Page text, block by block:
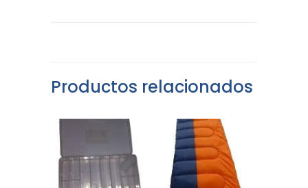
Productos relacionados